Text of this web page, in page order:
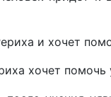
и хочет
хочет помочь